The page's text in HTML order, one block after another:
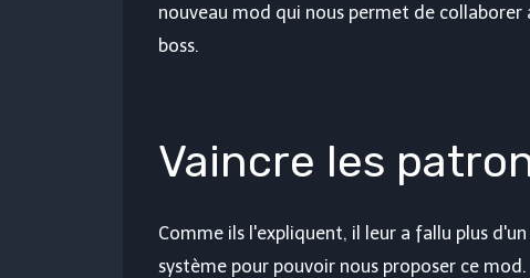
nouveau mod qui nous permet de collaborer
boss.
Vaincre les
Comme ils l'expliquent, il leur a fallu plus
système pour pouvoir nous proposer ce